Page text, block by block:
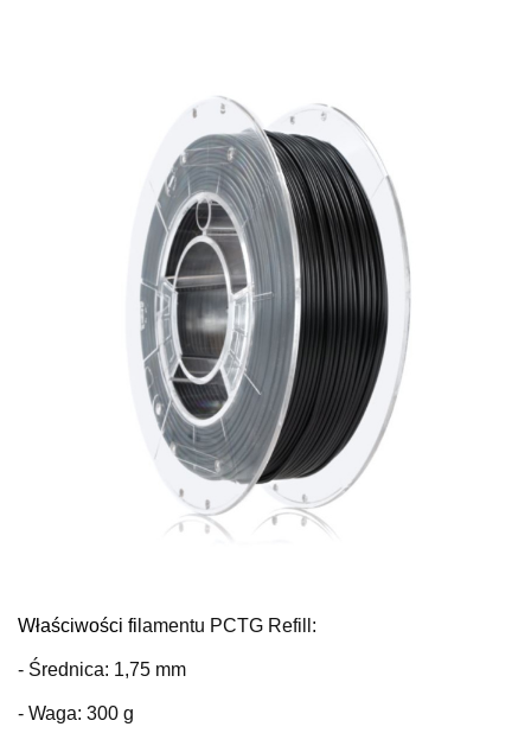
Właściwości fi lamentu PCTG Refill:
- Średnica: 1,75 mm
- Waga: 300 g